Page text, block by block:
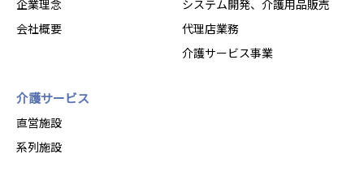
企業理念
会社概要
システム開発、介護用品販売
代理店業務
介護サービス事業
介護サービス
直営施設
系列施設